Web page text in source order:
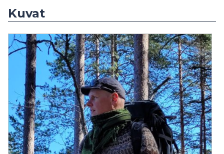
Kuvat